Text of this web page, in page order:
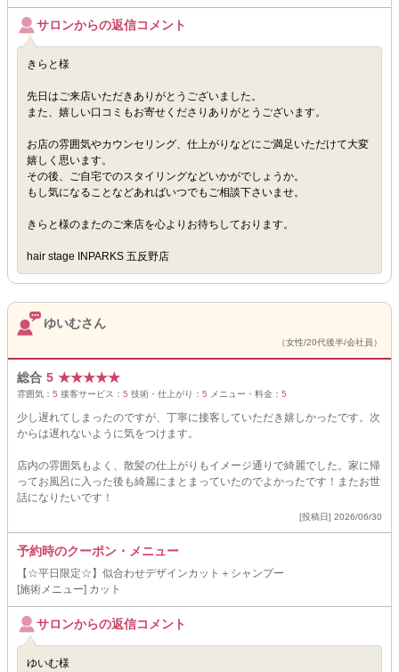
サロンからの返信コメント
きらと様
先日はご来店いただきありがとうございました。
また、嬉しい口コミもお寄せくださりありがとうございます。
お店の雰囲気やカウンセリング、仕上がりなどにご満足いただけて大変
嬉しく思います。
その後、ご自宅でのスタイリングなどいかがでしょうか。
もし気になることなどあればいつでもご相談下さいませ。
きらと様のまたのご来店を心よりお待ちしております。
hair stage INPARKS 五反野店
ゆいむさん
（女性/20代後半/会社員）
総合 5 ★★★★★
雰囲気： 5 接客サービス： 5 技術・仕上がり： 5 メニュー・料金： 5
少し遅れてしまったのですが、丁寧に接客していただき嬉しかったです。次
からは遅れないように気をつけます。
店内の雰囲気もよく、散髪の仕上がりもイメージ通りで綺麗でした。家に帰
ってお風呂に入った後も綺麗にまとまっていたのでよかったです！またお世
話になりたいです！
[投稿日] 2026/06/30
予約時のクーポン・メニュー
【☆平日限定☆】似合わせデザインカット＋シャンプー
[施術メニュー] カット
サロンからの返信コメント
ゆいむ様